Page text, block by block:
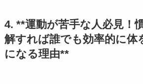
4. **運動が苦手な人必見！
解すれば誰でも効率的に体
になる理由**